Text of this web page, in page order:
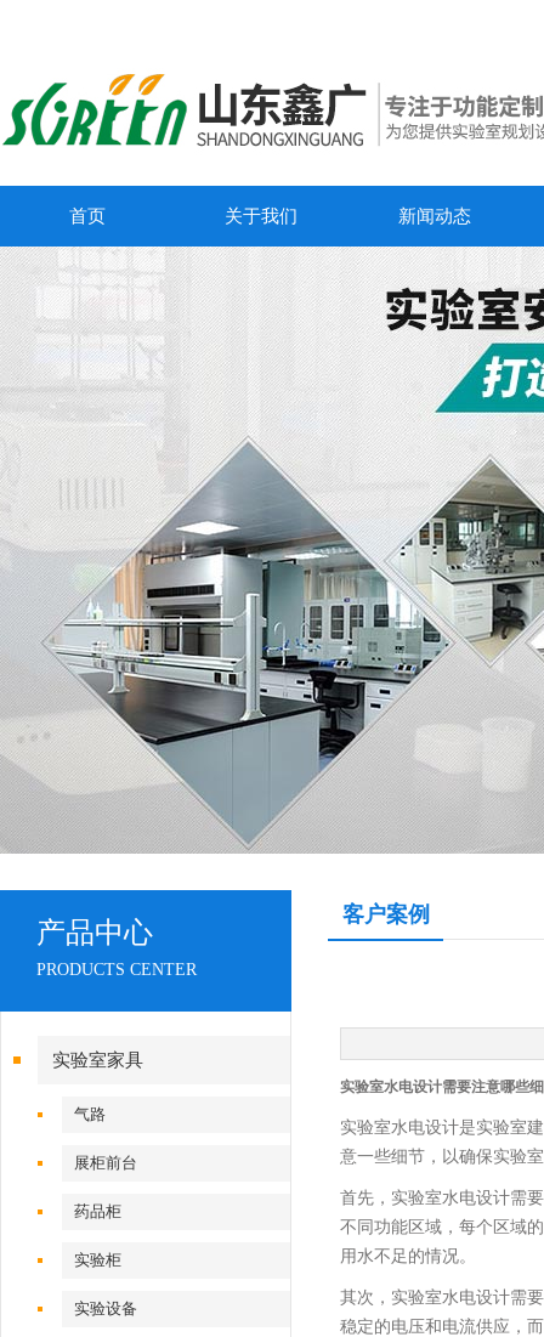
首页 关于我们 新闻动态
产品中心
PRODUCTS CENTER
实验室家具
气路
展柜前台
药品柜
实验柜
实验设备
客户案例
实验室水电设计需要注意哪些
实验室水电设计是实验室
意一些细节，以确保实验
首先，实验室水电设计需
不同功能区域，每个区域
用水不足的情况。
其次，实验室水电设计需
稳定的电压和电流供应，